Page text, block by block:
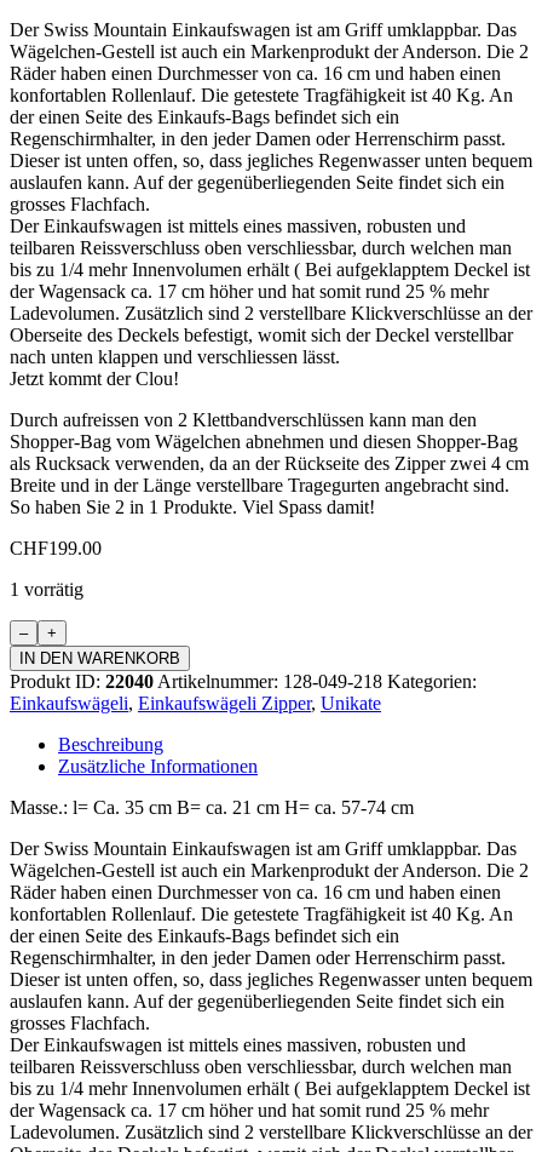
Der Swiss Mountain Einkaufswagen ist am Griff umklappbar. Das
Wägelchen-Gestell ist auch ein Markenprodukt der Anderson. Die 2
Räder haben einen Durchmesser von ca. 16 cm und haben einen
konfortablen Rollenlauf. Die getestete Tragfähigkeit ist 40 Kg. An
der einen Seite des Einkaufs-Bags befindet sich ein
Regenschirmhalter, in den jeder Damen oder Herrenschirm passt.
Dieser ist unten offen, so, dass jegliches Regenwasser unten bequem
auslaufen kann. Auf der gegenüberliegenden Seite findet sich ein
grosses Flachfach.
Der Einkaufswagen ist mittels eines massiven, robusten und
teilbaren Reissverschluss oben verschliessbar, durch welchen man
bis zu 1/4 mehr Innenvolumen erhält ( Bei aufgeklapptem Deckel ist
der Wagensack ca. 17 cm höher und hat somit rund 25 % mehr
Ladevolumen. Zusätzlich sind 2 verstellbare Klickverschlüsse an der
Oberseite des Deckels befestigt, womit sich der Deckel verstellbar
nach unten klappen und verschliessen lässt.
Jetzt kommt der Clou!
Durch aufreissen von 2 Klettbandverschlüssen kann man den
Shopper-Bag vom Wägelchen abnehmen und diesen Shopper-Bag
als Rucksack verwenden, da an der Rückseite des Zipper zwei 4 cm
Breite und in der Länge verstellbare Tragegurten angebracht sind.
So haben Sie 2 in 1 Produkte. Viel Spass damit!
CHF199.00
1 vorrätig
Einkaufswagen
Zipper
Menge
IN DEN WARENKORB
Produkt ID: 22040 Artikelnummer: 128-049-218 Kategorien:
Einkaufswägeli, Einkaufswägeli Zipper, Unikate
Beschreibung
Zusätzliche Informationen
Masse.: l= Ca. 35 cm B= ca. 21 cm H= ca. 57-74 cm
Der Swiss Mountain Einkaufswagen ist am Griff umklappbar. Das
Wägelchen-Gestell ist auch ein Markenprodukt der Anderson. Die 2
Räder haben einen Durchmesser von ca. 16 cm und haben einen
konfortablen Rollenlauf. Die getestete Tragfähigkeit ist 40 Kg. An
der einen Seite des Einkaufs-Bags befindet sich ein
Regenschirmhalter, in den jeder Damen oder Herrenschirm passt.
Dieser ist unten offen, so, dass jegliches Regenwasser unten bequem
auslaufen kann. Auf der gegenüberliegenden Seite findet sich ein
grosses Flachfach.
Der Einkaufswagen ist mittels eines massiven, robusten und
teilbaren Reissverschluss oben verschliessbar, durch welchen man
bis zu 1/4 mehr Innenvolumen erhält ( Bei aufgeklapptem Deckel ist
der Wagensack ca. 17 cm höher und hat somit rund 25 % mehr
Ladevolumen. Zusätzlich sind 2 verstellbare Klickverschlüsse an der